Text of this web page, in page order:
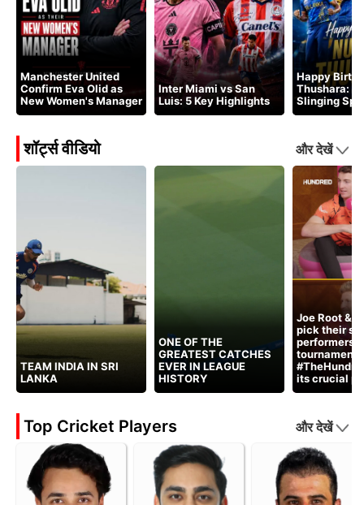
Manchester United
Confirm Eva Olid as
New Women's Manager
Inter Miami vs San
Luis: 5 Key Highlights
Happy
Thushara:
Slinging
शॉर्ट्स वीडियो और देखें
TEAM INDIA IN SRI
LANKA
ONE OF THE
GREATEST CATCHES
EVER IN LEAGUE
HISTORY
Joe Root &
pick their
performers
tournament
its crucial
Top Cricket Players और देखें